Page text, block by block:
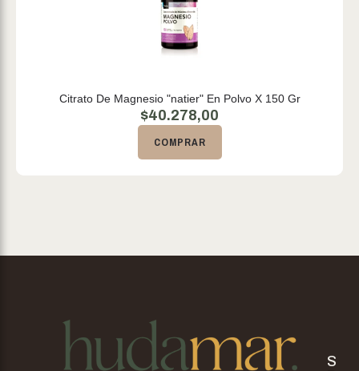
Citrato De Magnesio "natier" En Polvo X 150 Gr
$40.278,00
COMPRAR
S